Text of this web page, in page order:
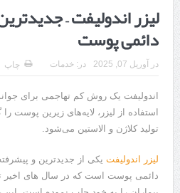
درمان ترک های پوستی با لیزر در مشهد |
استریا
طراحی در خدمت نظم؛ از قفسه ‌های یک‌
هوشمندی در معماری فروشگاه
لیزر اندولیفت –
دائمی پوست
در آوریل 07, 2025 در: خدمات چاپ
اندولیفت یک روش کم تهاجمی برای
استفاده از لیزر، لایه‌های زیرین پوست
تولید کلاژن و الاستین می‌شود.
لیزر اندولیفتیکی از جدیدترین و
دائمی پوست است که در سال‌ های اخیر